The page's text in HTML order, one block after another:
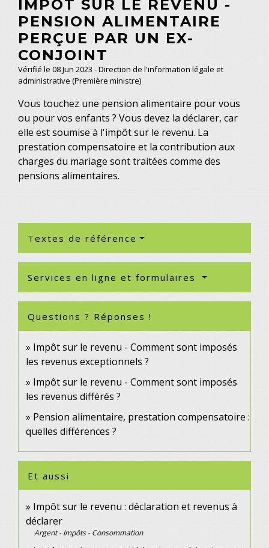
IMPÔT SUR LE REVENU -
PENSION ALIMENTAIRE
PERÇUE PAR UN EX-
CONJOINT
Vérifié le 08 Jun 2023 - Direction de l'information légale et
administrative (Première ministre)
Vous touchez une pension alimentaire pour vous
ou pour vos enfants ? Vous devez la déclarer, car
elle est soumise à l'impôt sur le revenu. La
prestation compensatoire et la contribution aux
charges du mariage sont traitées comme des
pensions alimentaires.
Textes de référence
Services en ligne et formulaires
Questions ? Réponses !
Impôt sur le revenu - Comment sont imposés
les revenus exceptionnels ?
Impôt sur le revenu - Comment sont imposés
les revenus différés ?
Pension alimentaire, prestation compensatoire :
quelles différences ?
Et aussi
Impôt sur le revenu : déclaration et revenus à
déclarer
Argent - Impôts - Consommation